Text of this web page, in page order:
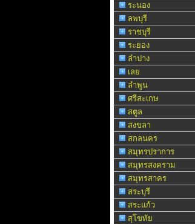
ระนอง
ลพบุรี
ราชบุรี
ระยอง
ลำปาง
เลย
ลำพูน
ศรีสะเกษ
สตูล
สงขลา
สกลนคร
สมุทรปราการ
สมุทรสงคราม
สมุทรสาคร
สระบุรี
สระแก้ว
สุโขทัย